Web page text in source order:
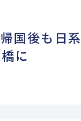
国後も日
に